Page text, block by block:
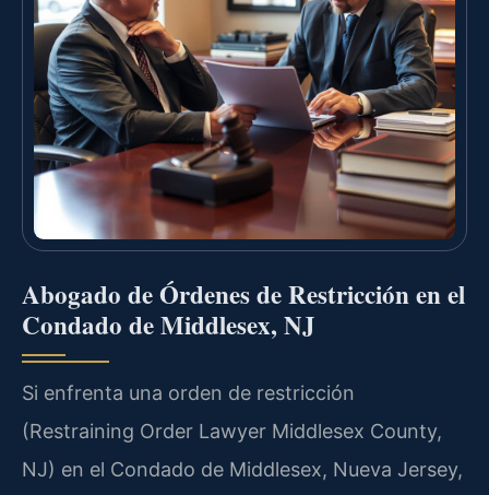
Abogado de Órdenes de Restricción en el
Condado de Middlesex, NJ
Si enfrenta una orden de restricción
(Restraining Order Lawyer Middlesex County,
NJ) en el Condado de Middlesex, Nueva Jersey,